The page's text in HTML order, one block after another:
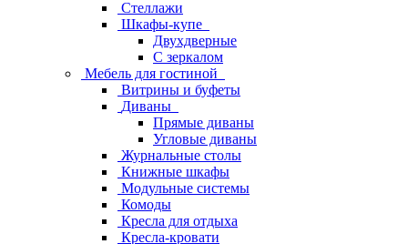
Стеллажи
Шкафы-купе
Двухдверные
С зеркалом
Мебель для гостиной
Витрины и буфеты
Диваны
Прямые диваны
Угловые диваны
Журнальные столы
Книжные шкафы
Модульные системы
Комоды
Кресла для отдыха
Кресла-кровати